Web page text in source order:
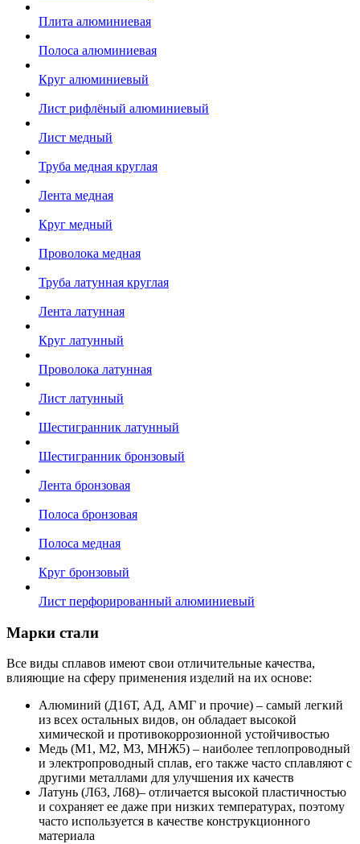
Плита алюминиевая
Полоса алюминиевая
Круг алюминиевый
Лист рифлёный алюминиевый
Лист медный
Труба медная круглая
Лента медная
Круг медный
Проволока медная
Труба латунная круглая
Лента латунная
Круг латунный
Проволока латунная
Лист латунный
Шестигранник латунный
Шестигранник бронзовый
Лента бронзовая
Полоса бронзовая
Полоса медная
Круг бронзовый
Лист перфорированный алюминиевый
Марки стали
Все виды сплавов имеют свои отличительные качества,
влияющие на сферу применения изделий на их основе:
Алюминий (Д16Т, АД, АМГ и прочие) – самый легкий
из всех остальных видов, он обладает высокой
химической и противокоррозионной устойчивостью
Медь (М1, М2, М3, МНЖ5) – наиболее теплопроводный
и электропроводный сплав, его также часто сплавляют с
другими металлами для улучшения их качеств
Латунь (Л63, Л68)– отличается высокой пластичностью
и сохраняет ее даже при низких температурах, поэтому
часто используется в качестве конструкционного
материала